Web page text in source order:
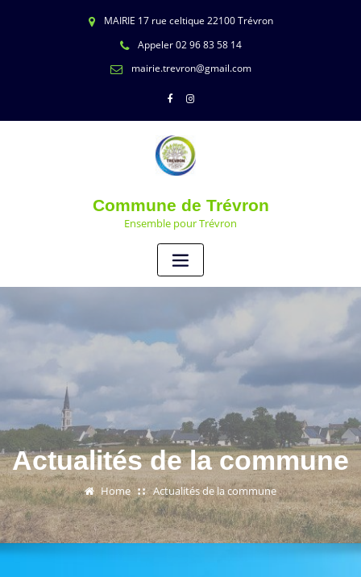
MAIRIE 17 rue celtique 22100 Trévron
Appeler 02 96 83 58 14
mairie.trevron@gmail.com
Commune de Trévron
Ensemble pour Trévron
Actualités de la commune
Home Actualités de la commune